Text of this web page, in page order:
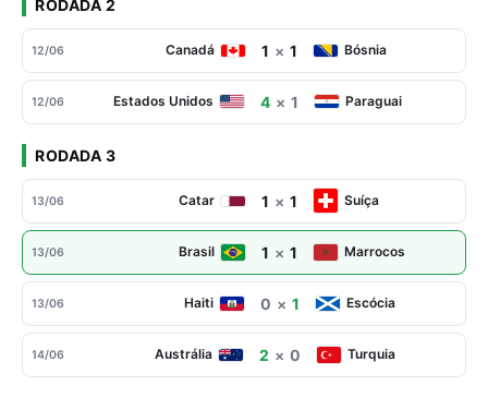
RODADA 2
12/06 Canadá 1 × 1 Bósnia
12/06 Estados Unidos 4 × 1 Paraguai
RODADA 3
13/06 Catar 1 × 1 Suíça
13/06 Brasil 1 × 1 Marrocos
13/06 Haiti 0 × 1 Escócia
14/06 Austrália 2 × 0 Turquia